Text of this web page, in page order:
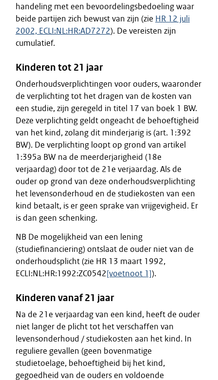
handeling met een bevoordelingsbedoeling waar
beide partijen zich bewust van zijn (zie HR 12 juli
2002, ECLI:NL:HR:AD7272). De vereisten zijn
cumulatief.
Kinderen tot 21 jaar
Onderhoudsverplichtingen voor ouders, waaronder
de verplichting tot het dragen van de kosten van
een studie, zijn geregeld in titel 17 van boek 1 BW.
Deze verplichting geldt ongeacht de behoeftigheid
van het kind, zolang dit minderjarig is (art. 1:392
BW). De verplichting loopt op grond van artikel
1:395a BW na de meerderjarigheid (18e
verjaardag) door tot de 21e verjaardag. Als de
ouder op grond van deze onderhoudsverplichting
het levensonderhoud en de studiekosten van een
kind betaalt, is er geen sprake van vrijgevigheid. Er
is dan geen schenking.
NB De mogelijkheid van een lening
(studiefinanciering) ontslaat de ouder niet van de
onderhoudsplicht (zie HR 13 maart 1992,
ECLI:NL:HR:1992:ZC0542[voetnoot 1]).
Kinderen vanaf 21 jaar
Na de 21e verjaardag van een kind, heeft de ouder
niet langer de plicht tot het verschaffen van
levensonderhoud / studiekosten aan het kind. In
reguliere gevallen (geen bovenmatige
studietoelage, behoeftigheid bij het kind,
gegoedheid van de ouders en voldoende